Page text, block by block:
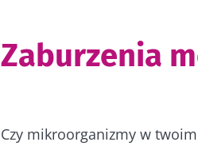
Zaburzenia
Czy mikroorganizmy w